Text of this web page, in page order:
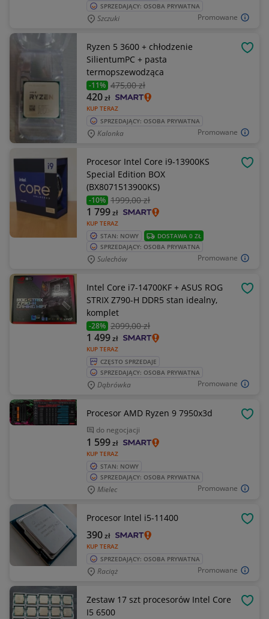
Promowane
SPRZEDAJĄCY: OSOBA PRYWATNA
Szczuki
Promowane
Ryzen 5 3600 + chłodzenie
SilientumPC + pasta
termopszewodząca
-11% 475,00 zł
KUP TERAZ
420zł
SPRZEDAJĄCY: OSOBA PRYWATNA
Kalonka
Promowane
Procesor Intel Core i9-13900KS
Special Edition BOX
(BX8071513900KS)
-10% 1999,00 zł
KUP TERAZ
1 799zł
STAN: NOWY
DOSTAWA 0 ZŁ
SPRZEDAJĄCY: OSOBA PRYWATNA
Sulechów
Promowane
Intel Core i7-14700KF + ASUS ROG
STRIX Z790-H DDR5 stan idealny,
komplet
-28% 2099,00 zł
KUP TERAZ
1 499zł
CZĘSTO SPRZEDAJE
SPRZEDAJĄCY: OSOBA PRYWATNA
Dąbrówka
Promowane
Procesor AMD Ryzen 9 7950x3d
do negocjacji
KUP TERAZ
1 599zł
STAN: NOWY
SPRZEDAJĄCY: OSOBA PRYWATNA
Mielec
Promowane
Procesor Intel i5-11400
KUP TERAZ
390zł
SPRZEDAJĄCY: OSOBA PRYWATNA
Raciąż
Zestaw 17 szt procesorów Intel Core
I5 6500